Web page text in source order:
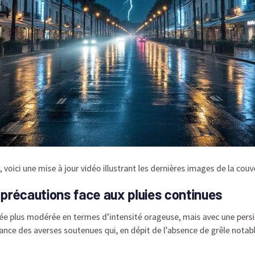
une mise à jour vidéo illustrant les dernières images de la
face aux pluies continues
plus modérée en termes d’intensité orageuse, mais avec une
des averses soutenues qui, en dépit de l’absence de grêle